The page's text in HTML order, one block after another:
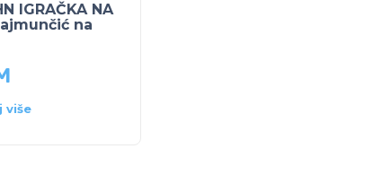
IGRAČKA NA
na
više